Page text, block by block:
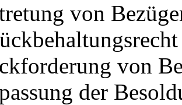
von
von
der